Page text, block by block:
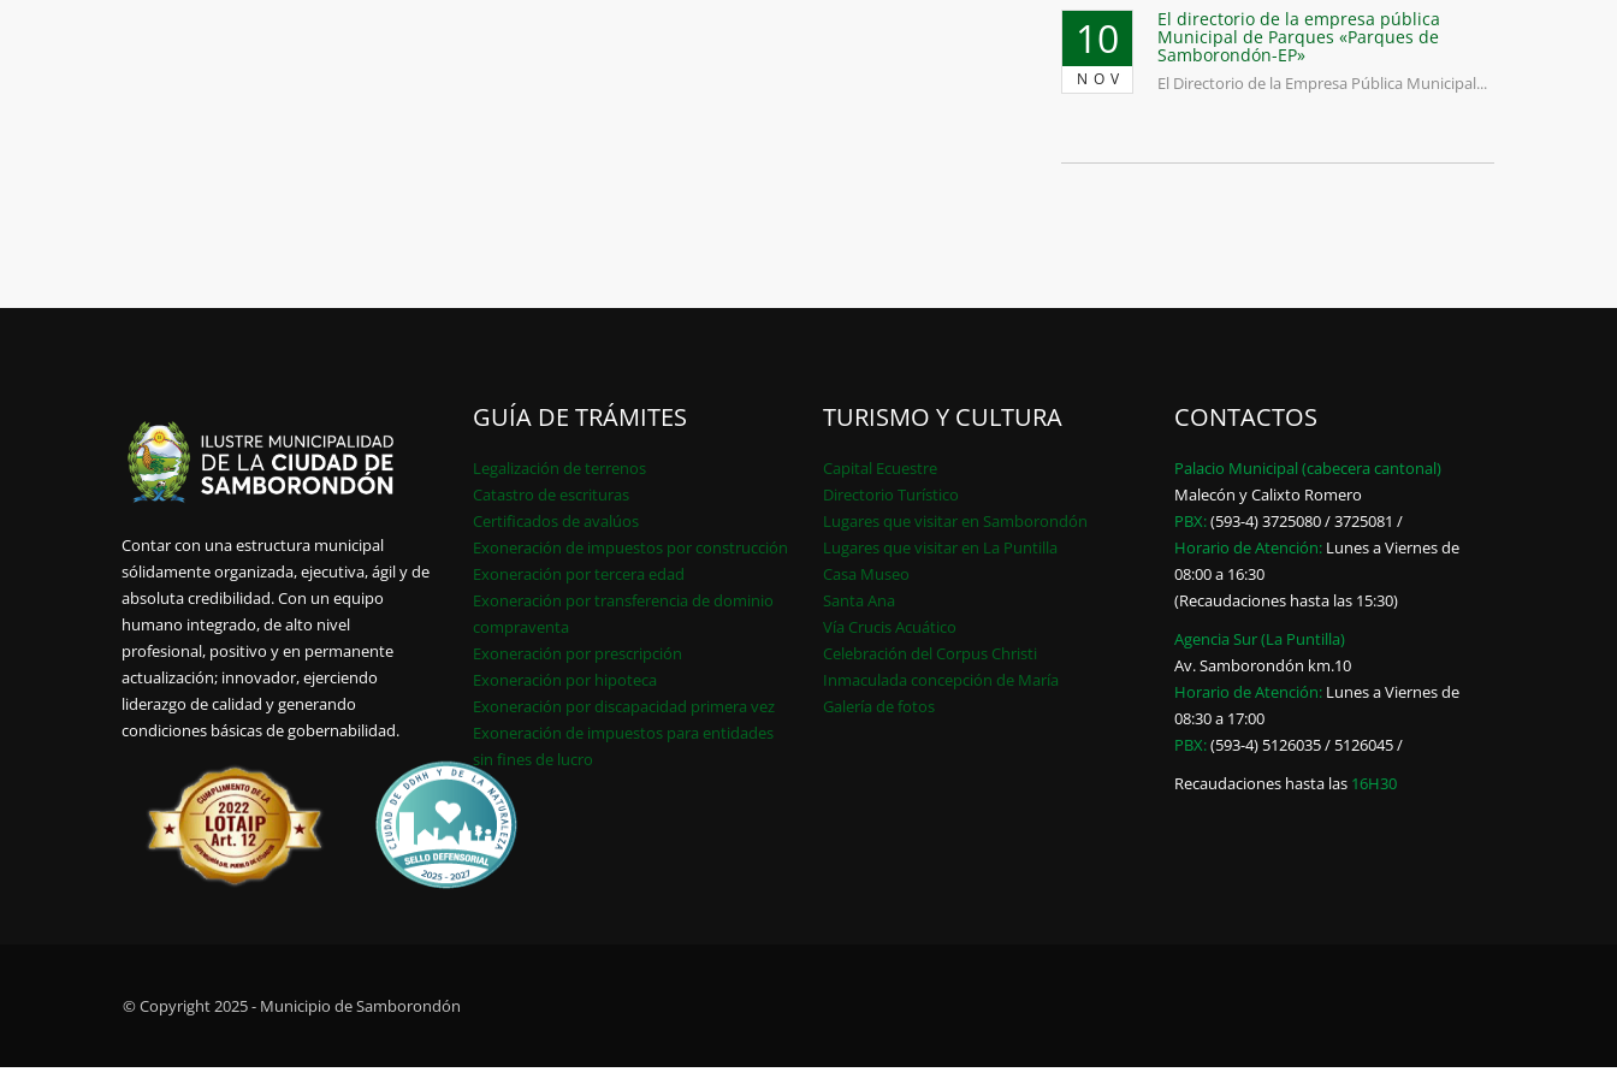
10
NOV
El directorio de la empresa pública
Municipal de Parques «Parques de
Samborondón-EP»
El Directorio de la Empresa Pública Municipal...
Contar con una estructura municipal
sólidamente organizada, ejecutiva, ágil y de
absoluta credibilidad. Con un equipo
humano integrado, de alto nivel
profesional, positivo y en permanente
actualización; innovador, ejerciendo
liderazgo de calidad y generando
condiciones básicas de gobernabilidad.
GUÍA DE TRÁMITES
Legalización de terrenos
Catastro de escrituras
Certificados de avalúos
Exoneración de impuestos por construcción
Exoneración por tercera edad
Exoneración por transferencia de dominio
compraventa
Exoneración por prescripción
Exoneración por hipoteca
Exoneración por discapacidad primera vez
Exoneración de impuestos para entidades
sin fines de lucro
TURISMO Y CULTURA
Capital Ecuestre
Directorio Turístico
Lugares que visitar en Samborondón
Lugares que visitar en La Puntilla
Casa Museo
Santa Ana
Vía Crucis Acuático
Celebración del Corpus Christi
Inmaculada concepción de María
Galería de fotos
CONTACTOS
Palacio Municipal (cabecera cantonal)
Malecón y Calixto Romero
PBX:(593-4) 3725080 / 3725081 /
Horario de Atención:Lunes a Viernes de
08:00 a 16:30
(Recaudaciones hasta las 15:30)
Agencia Sur (La Puntilla)
Av. Samborondón km.10
Horario de Atención:Lunes a Viernes de
08:30 a 17:00
PBX:(593-4) 5126035 / 5126045 /
Recaudaciones hasta las 16H30
© Copyright 2025 - Municipio de Samborondón